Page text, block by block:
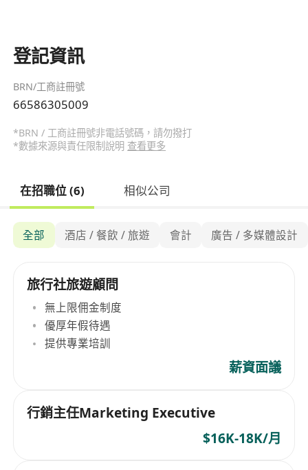
登記資訊
BRN/工商註冊號
66586305009
*BRN / 工商註冊號非電話號碼，請勿撥打
*數據來源與責任限制說明 查看更多
在招職位 (6) 相似公司
全部 酒店 / 餐飲 / 旅遊 會計 廣告 / 多媒體設計
旅行社旅遊顧問
無上限佣金制度
優厚年假待遇
提供專業培訓
薪資面議
行銷主任Marketing Executive
$16K-18K/月